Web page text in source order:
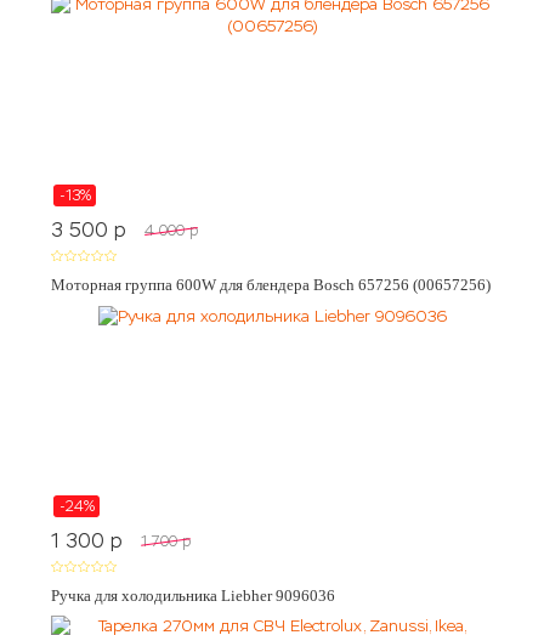
-13%
3 500 p 4 000 p
Моторная группа 600W для блендера Bosch 657256 (00657256)
-24%
1 300 p 1 700 p
Ручка для холодильника Liebher 9096036